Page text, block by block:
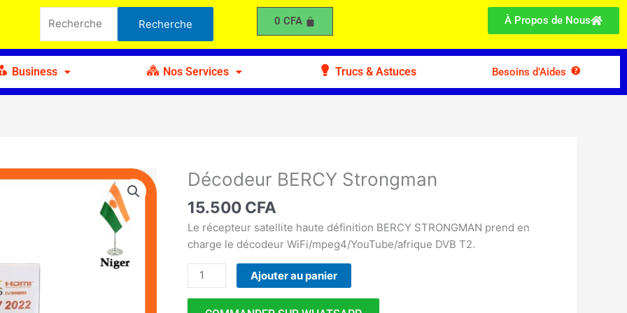
pour :
Recherche 0 CFA À Propos de Nous
Business Nos Services Trucs & Astuces Besoins d’Aides
Décodeur BERCY Strongman
15.500 CFA
Le récepteur satellite haute définition BERCY STRONGMAN prend en
charge le décodeur WiFi/mpeg4/YouTube/afrique DVB T2.
quantité
Décodeur
BERCY
Strongman
Ajouter au panier